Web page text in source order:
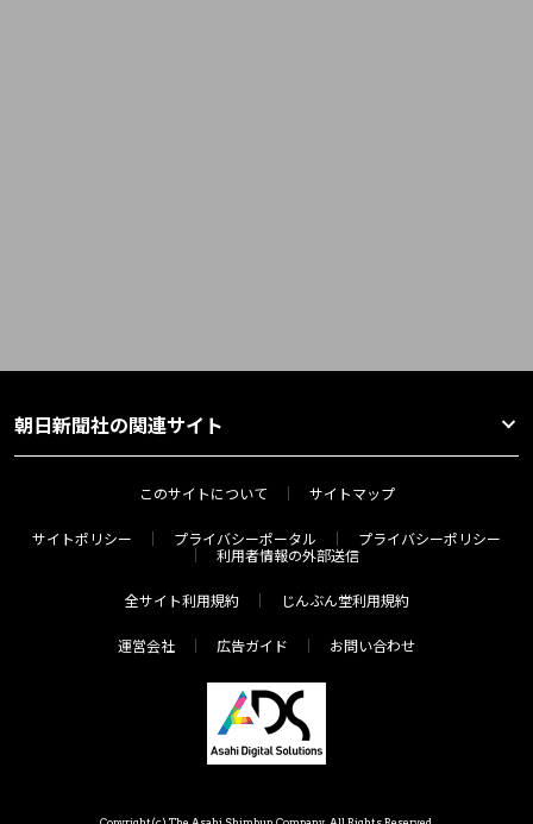
朝日新聞社の関連サイト
このサイトについて サイトマップ
サイトポリシー プライバシーポータル
プライバシーポリシー
利用者情報の外部送信
全サイト利用規約 じんぶん堂利用規約
運営会社 広告ガイド お問い合わせ